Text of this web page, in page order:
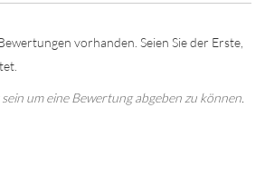
vorhanden. Seien Sie der Erste,
um eine Bewertung abgeben zu können.